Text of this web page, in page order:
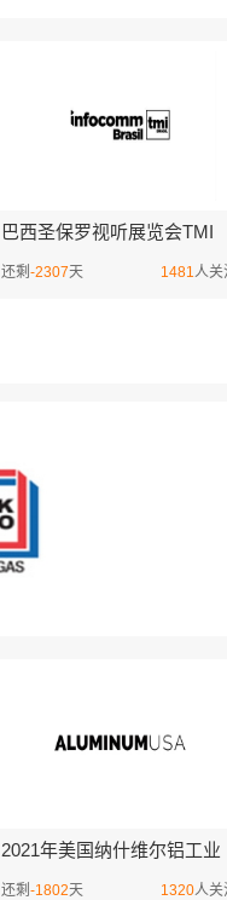
巴西圣保罗视听展览会TMI
Brazil
还剩 -2307天 1481人关
2021年美国纳什维尔铝工业
展览会Aluminum USA
还剩 -1802天 1320人关